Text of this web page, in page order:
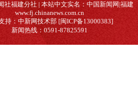
社福建分社 | 本站中文实名：中国新闻网|福建
www.fj.chinanews.com.cn
持：中新网技术部 [闽ICP备13000383]
新闻热线：0591-87825591